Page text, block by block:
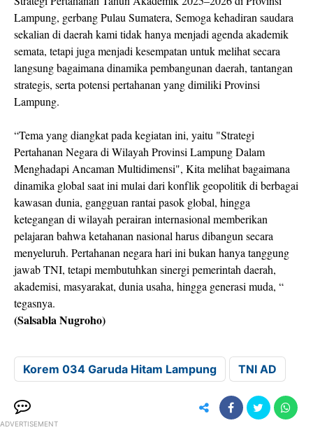
Lampung, gerbang Pulau Sumatera, Semoga kehadiran saudara
sekalian di daerah kami tidak hanya menjadi agenda akademik
semata, tetapi juga menjadi kesempatan untuk melihat secara
langsung bagaimana dinamika pembangunan daerah, tantangan
strategis, serta potensi pertahanan yang dimiliki Provinsi
Lampung.
“Tema yang diangkat pada kegiatan ini, yaitu "Strategi
Pertahanan Negara di Wilayah Provinsi Lampung Dalam
Menghadapi Ancaman Multidimensi", Kita melihat bagaimana
dinamika global saat ini mulai dari konflik geopolitik di berbagai
kawasan dunia, gangguan rantai pasok global, hingga
ketegangan di wilayah perairan internasional memberikan
pelajaran bahwa ketahanan nasional harus dibangun secara
menyeluruh. Pertahanan negara hari ini bukan hanya tanggung
jawab TNI, tetapi membutuhkan sinergi pemerintah daerah,
akademisi, masyarakat, dunia usaha, hingga generasi muda, “
tegasnya.
(Salsabla Nugroho)
Korem 034 Garuda Hitam Lampung TNI AD
ADVERTISEMENT